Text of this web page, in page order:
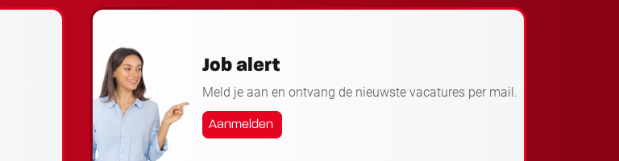
Job alert
Meld je aan en ontvang de nieuwste vacatures per mail.
Aanmelden